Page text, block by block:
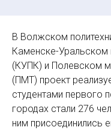
В Волжском
Каменске-Уральском
(КУПК) и Полевском
(ПМТ) проект
студентами первого
городах стали 276
ним присоединились